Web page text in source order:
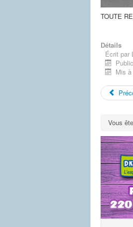
TOUTE
Détails
Écrit par
Mis
Vous